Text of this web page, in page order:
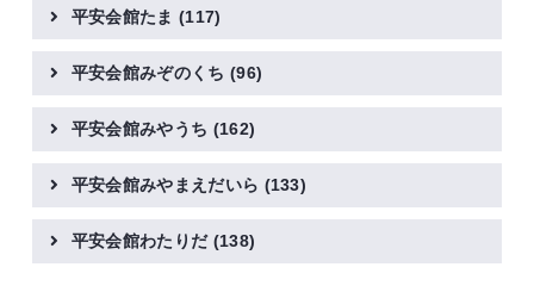
平安会館たま(117)
平安会館みぞのくち (96)
平安会館みやうち (162)
平安会館みやまえだいら (133)
平安会館わたりだ (138)